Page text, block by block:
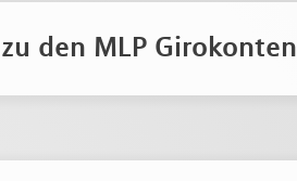
den MLP Girokonten